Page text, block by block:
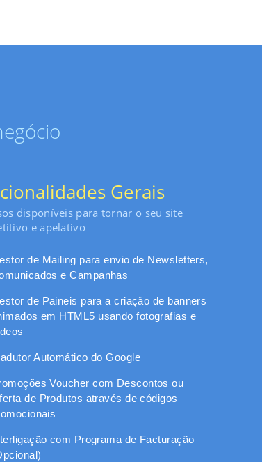
Gerais
disponíveis para tornar o seu site
e apelativo
de Mailing para envio de Newsletters,
e Campanhas
de Paineis para a criação de banners
em HTML5 usando fotografias e
Automático do Google
Voucher com Descontos ou
de Produtos através de códigos
com Programa de Facturação